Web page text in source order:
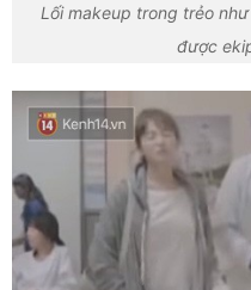
Lối makeup trong trẻo
được